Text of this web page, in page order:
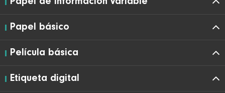
Papel básico
Película básica
Etiqueta digital